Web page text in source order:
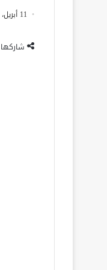
11 أبريل، 2021
شاركها